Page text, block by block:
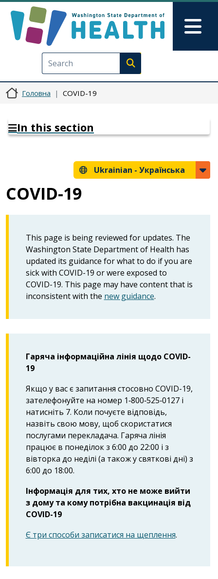
Execute search
Головна COVID-19
In this section
Ukrainian - Українська
COVID-19
This page is being reviewed for updates. The
Washington State Department of Health has
updated its guidance for what to do if you are
sick with COVID-19 or were exposed to
COVID-19. This page may have content that is
inconsistent with the new guidance.
Гаряча інформаційна лінія щодо COVID-
19
Якщо у вас є запитання стосовно COVID-19,
зателефонуйте на номер 1‑800‑525‑0127 і
натисніть 7. Коли почуєте відповідь,
назвіть свою мову, щоб скористатися
послугами перекладача. Гаряча лінія
працює в понеділок з 6:00 до 22:00 і з
вівторка до неділі (а також у святкові дні) з
6:00 до 18:00.
Інформація для тих, хто не може вийти
з дому та кому потрібна вакцинація від
COVID-19
Є три способи записатися на щеплення.